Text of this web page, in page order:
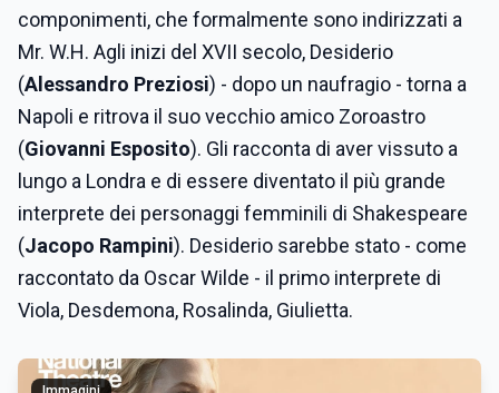
componimenti, che formalmente sono indirizzati a
Mr. W.H. Agli inizi del XVII secolo, Desiderio
(Alessandro Preziosi) - dopo un naufragio - torna a
Napoli e ritrova il suo vecchio amico Zoroastro
(Giovanni Esposito). Gli racconta di aver vissuto a
lungo a Londra e di essere diventato il più grande
interprete dei personaggi femminili di Shakespeare
(Jacopo Rampini). Desiderio sarebbe stato - come
raccontato da Oscar Wilde - il primo interprete di
Viola, Desdemona, Rosalinda, Giulietta.